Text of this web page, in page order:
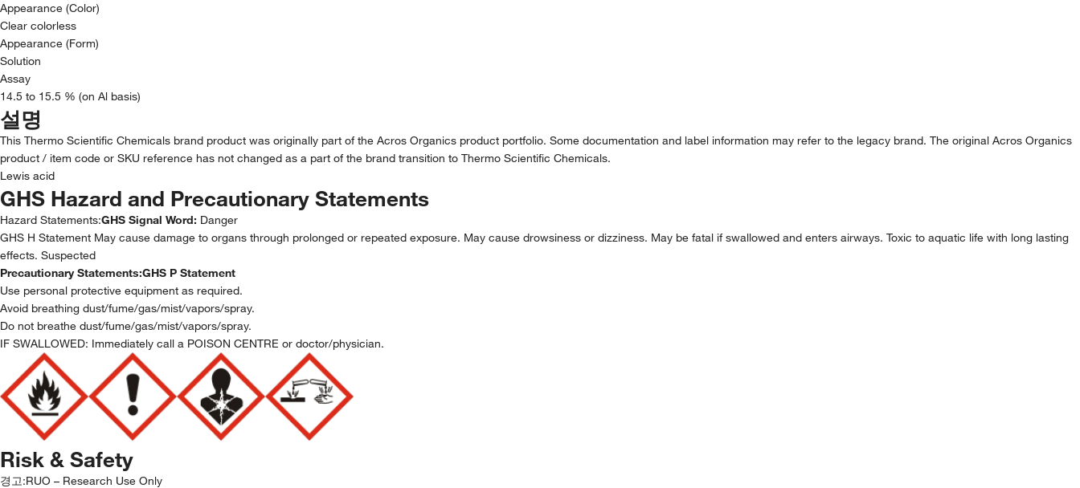
Appearance (Color)
Clear colorless
Appearance (Form)
Solution
Assay
14.5 to 15.5 % (on Al basis)
설명
This Thermo Scientific Chemicals brand product was originally part of the Acros Organics product portfolio. Some documentation and label information may refer to the legacy brand. The original Acros Organics
product / item code or SKU reference has not changed as a part of the brand transition to Thermo Scientific Chemicals.
Lewis acid
GHS Hazard and Precautionary Statements
Hazard Statements:GHS Signal Word: Danger
GHS H Statement May cause damage to organs through prolonged or repeated exposure. May cause drowsiness or dizziness. May be fatal if swallowed and enters airways. Toxic to aquatic life with long lasting
effects. Suspected
Precautionary Statements:GHS P Statement
Use personal protective equipment as required.
Avoid breathing dust/fume/gas/mist/vapors/spray.
Do not breathe dust/fume/gas/mist/vapors/spray.
IF SWALLOWED: Immediately call a POISON CENTRE or doctor/physician.
Risk & Safety
경고:RUO – Research Use Only